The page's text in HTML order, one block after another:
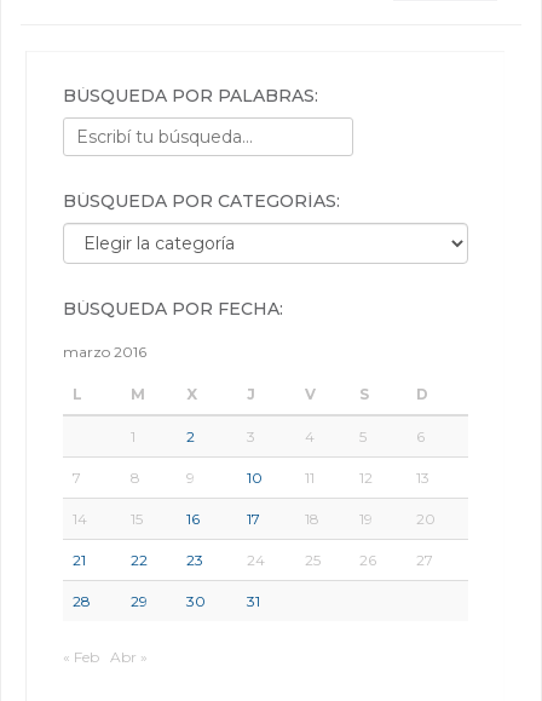
BÚSQUEDA POR PALABRAS:
BÚSQUEDA POR CATEGORÍAS:
Búsqueda por categorías:
BÚSQUEDA POR FECHA:
marzo 2016
L M X J V S D
1 2 3 4 5 6
7 8 9 10 11 12 13
14 15 16 17 18 19 20
21 22 23 24 25 26 27
28 29 30 31
« Feb Abr »